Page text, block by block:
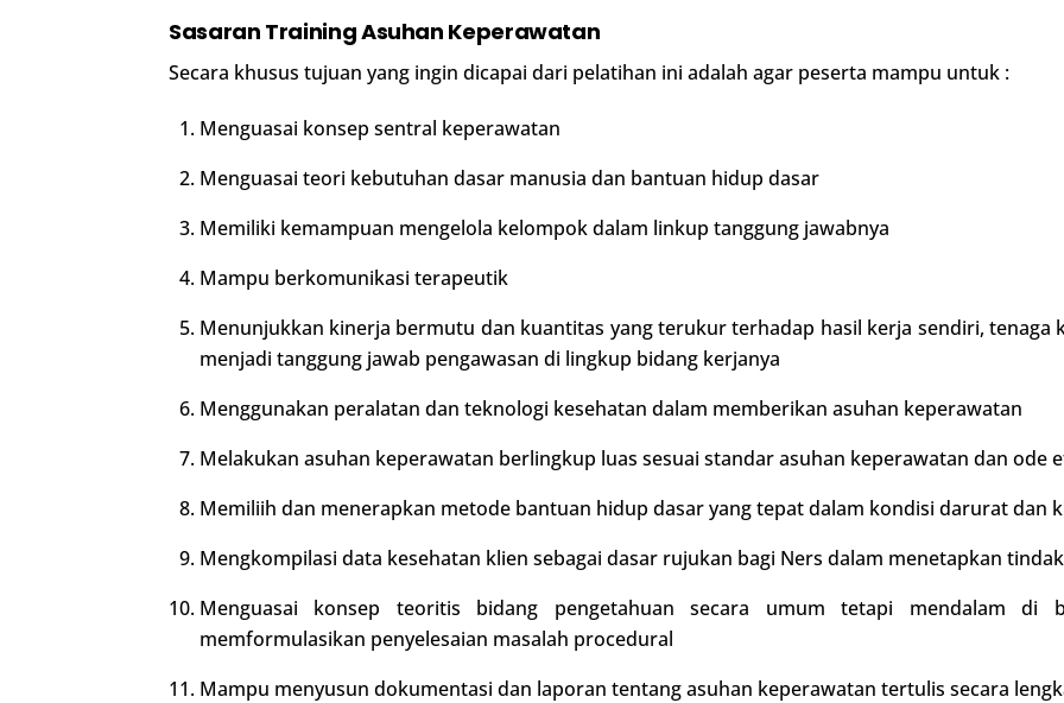
Sasaran Training Asuhan Keperawatan
Secara khusus tujuan yang ingin dicapai dari pelatihan ini adalah agar peserta mampu untuk :
Menguasai konsep sentral keperawatan
Menguasai teori kebutuhan dasar manusia dan bantuan hidup dasar
Memiliki kemampuan mengelola kelompok dalam linkup tanggung jawabnya
Mampu berkomunikasi terapeutik
Menunjukkan kinerja bermutu dan kuantitas yang terukur terhadap hasil kerja sendiri,
menjadi tanggung jawab pengawasan di lingkup bidang kerjanya
Menggunakan peralatan dan teknologi kesehatan dalam memberikan asuhan keperawatan
Melakukan asuhan keperawatan berlingkup luas sesuai standar asuhan keperawatan dan ode
Memiliih dan menerapkan metode bantuan hidup dasar yang tepat dalam kondisi darurat dan
Mengkompilasi data kesehatan klien sebagai dasar rujukan bagi Ners dalam menetapkan
Menguasai konsep teoritis bidang pengetahuan secara umum tetapi mendalam di
memformulasikan penyelesaian masalah procedural
Mampu menyusun dokumentasi dan laporan tentang asuhan keperawatan tertulis secara